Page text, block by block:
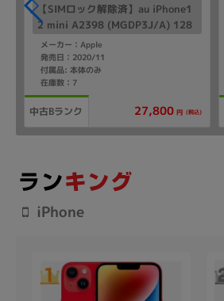
【SIMロック解除済】au iPhone1
2 mini A2398 (MGDP3J/A) 128
GB ブルー
メーカー：Apple
発売日：2020/11
付属品: 本体のみ
在庫数：7
中古Bランク 27,800 円 (税込)
iPhone